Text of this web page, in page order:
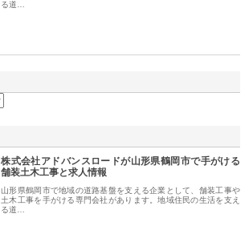
る道…
株式会社アドバンスロードが山形県鶴岡市で手がける
舗装土木工事と求人情報
山形県鶴岡市で地域の道路基盤を支える企業として、舗装工事や
土木工事を手がける専門会社があります。地域住民の生活を支え
る道…